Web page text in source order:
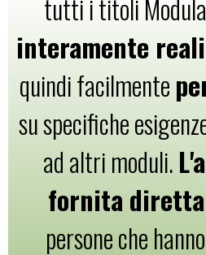
tutti i titoli
interamente
quindi facilmente
su specifiche
ad altri moduli.
fornita
persone che